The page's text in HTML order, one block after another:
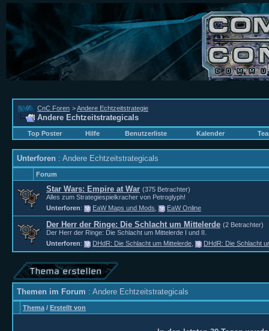
CnC Foren >Andere Echtzeitstrategie
Andere Echtzeitstrategicals
Top Poster Hilfe Benutzerliste Kalender
Unterforen : Andere Echtzeitstrategicals
Forum
Star Wars: Empire at War (375 Betrachter)
Alles zum Strategiespielkracher von Petroglyph!
Unterforen: EaW Maps und Mods EaW Online
Der Herr der Ringe: Die Schlacht um Mittelerde (2 Betrachter)
Der Herr der Ringe: Die Schlacht um Mittelerde I und II.
Unterforen: DHdR: Die Schlacht um Mittelerde DHdR: Die Schlacht
Themen im Forum : Andere Echtzeitstrategicals
Thema / Erstellt von